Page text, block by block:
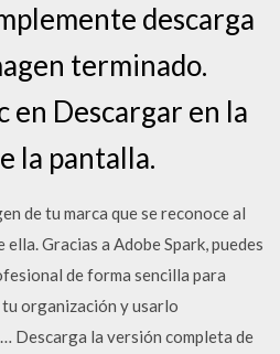
descarga
terminado.
en Descargar en la
la pantalla.
de tu marca que se reconoce al
Gracias a Adobe Spark, puedes
de forma sencilla para
organización y usarlo
Descarga la versión completa de